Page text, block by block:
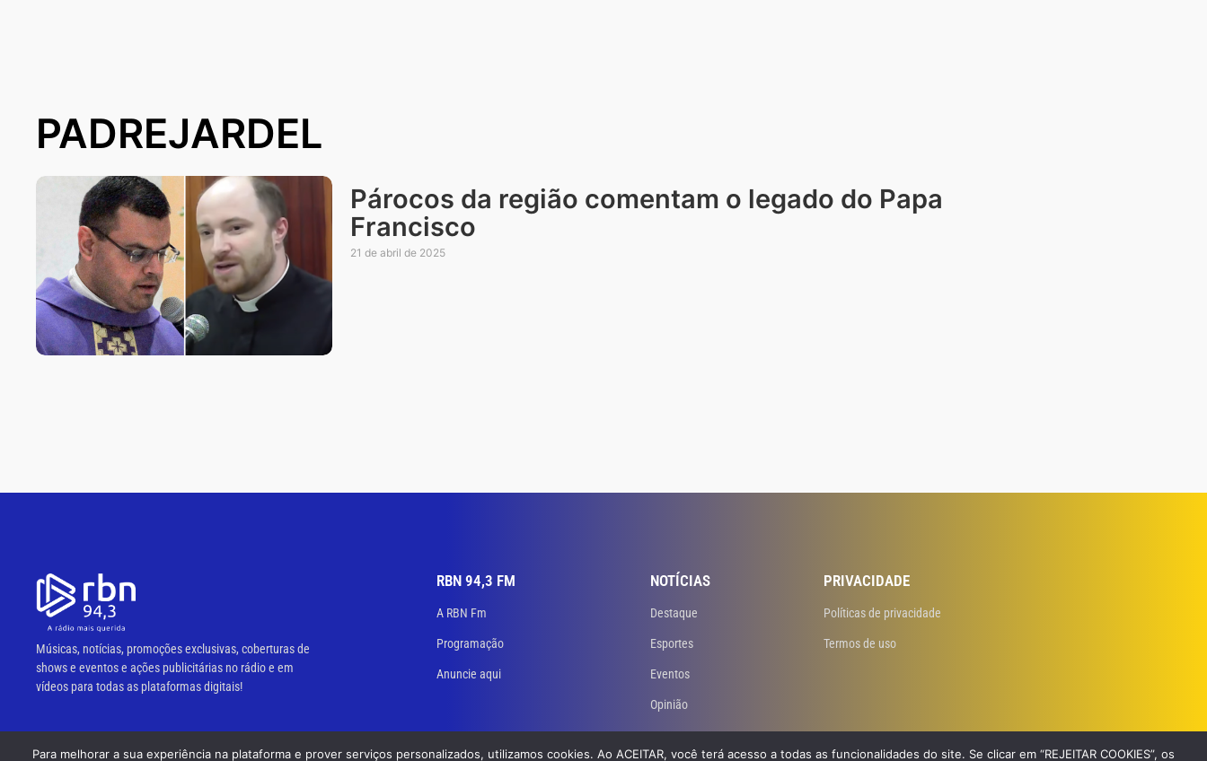
PADREJARDEL
Párocos da região comentam o legado do Papa
Francisco
21 de abril de 2025
Músicas, notícias, promoções exclusivas, coberturas de
shows e eventos e ações publicitárias no rádio e em
vídeos para todas as plataformas digitais!
RBN 94,3 FM
A RBN Fm
Programação
Anuncie aqui
NOTÍCIAS
Destaque
Esportes
Eventos
Opinião
PRIVACIDADE
Políticas de privacidade
Termos de uso
© 2023 RBN 94,3 FM. Todos os direitos reservados. Desenvolvido por GB Dev – Agência de Websites
Para melhorar a sua experiência na plataforma e prover serviços personalizados, utilizamos cookies. Ao ACEITAR, você terá acesso a todas as funcionalidades do site. Se clicar em “REJEITAR COOKIES”, os